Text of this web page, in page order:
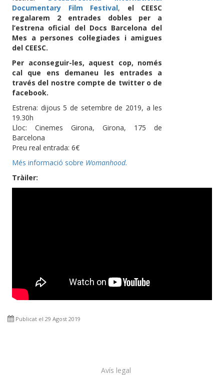
Documentary Film Festival, el CEESC
regalarem 2 entrades dobles per a
l’estrena oficial del Docs Barcelona del
Mes a persones col·legiades i amigues
del CEESC.
Per aconseguir-les, aquest cop, només
cal que ens demaneu les entrades a
través del nostre compte de twitter o de
facebook.
Estrena: dijous 5 de setembre de 2019, a les
19.30h
Lloc: Cinemes Girona, Girona, 175 de
Barcelona
Preu real entrada: 6€
Més informació sobre Womanhood.
Tràiler:
Publicat el 29 Agost 2019
Avís legal